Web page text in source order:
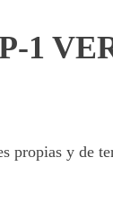
1
propias y de